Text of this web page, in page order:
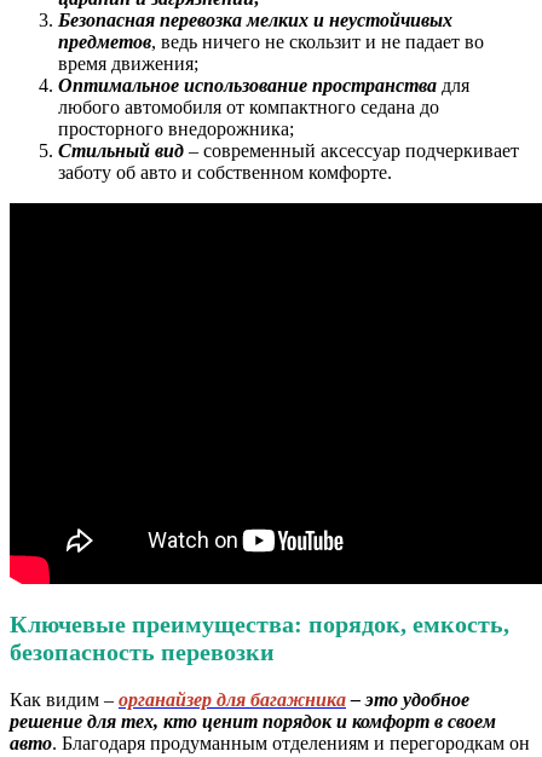
Безопасная перевозка мелких и неустойчивых
предметов, ведь ничего не скользит и не падает во
время движения;
Оптимальное использование пространства для
любого автомобиля от компактного седана до
просторного внедорожника;
Стильный вид – современный аксессуар подчеркивает
заботу об авто и собственном комфорте.
Ключевые преимущества: порядок, емкость,
безопасность перевозки
Как видим – органайзер для багажника– это удобное
решение для тех, кто ценит порядок и комфорт в своем
авто. Благодаря продуманным отделениям и перегородкам он